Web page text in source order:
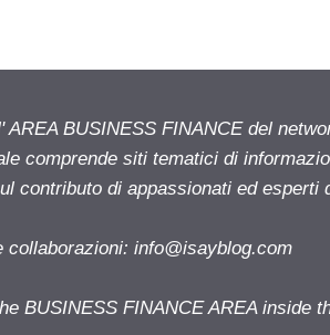
BUSINESS FINANCE del
comprende siti tematici di
contributo di appassionati ed esperti
collaborazioni: info@isayblog.com
BUSINESS FINANCE AREA inside